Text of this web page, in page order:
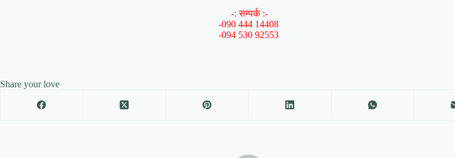
-: सम्पर्क :-
-090 444 14408
-094 530 92553
Share your love